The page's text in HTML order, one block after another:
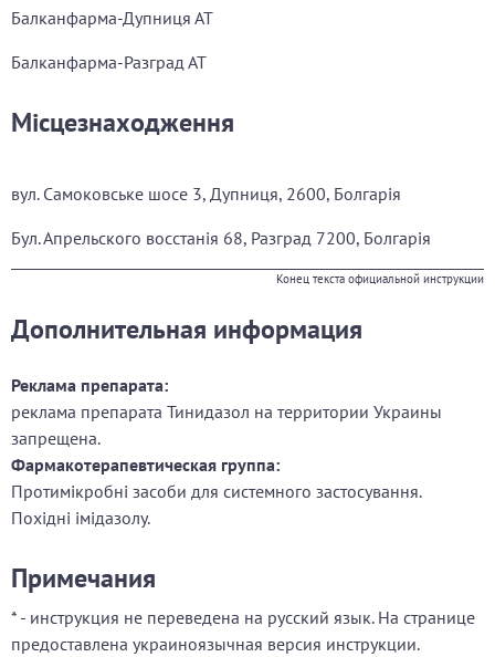
Балканфарма-Дупниця АТ
Балканфарма-Разград АТ
Місцезнаходження
вул. Самоковське шосе 3, Дупниця, 2600, Болгарія
Бул. Апрельского восстанія 68, Разград 7200, Болгарія
Конец текста официальной инструкции
Дополнительная информация
Реклама препарата:
реклама препарата Тинидазол на территории Украины
запрещена.
Фармакотерапевтическая группа:
Протимікробні засоби для системного застосування.
Похідні імідазолу.
Примечания
* - инструкция не переведена на русский язык. На странице
предоставлена украиноязычная версия инструкции.